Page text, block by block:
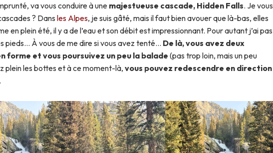
va vous conduire à unemajestueuse cascade, Hidden Falls. Je vous
? Dansles Alpes, je suis gâté, mais il faut bien avouer que là-bas, elles
en plein été, il y a de l’eau et son débit est impressionnant. Pour autant j’ai pas
pieds… À vous de me dire si vous avez tenté… De là, vous avez deux
forme et vous poursuivez un peu la balade (pas trop loin, mais un peu
plein les bottes et à ce moment-là,vous pouvez redescendre en direction